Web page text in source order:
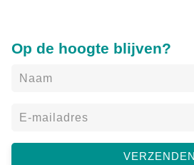
Op de hoogte blijven?